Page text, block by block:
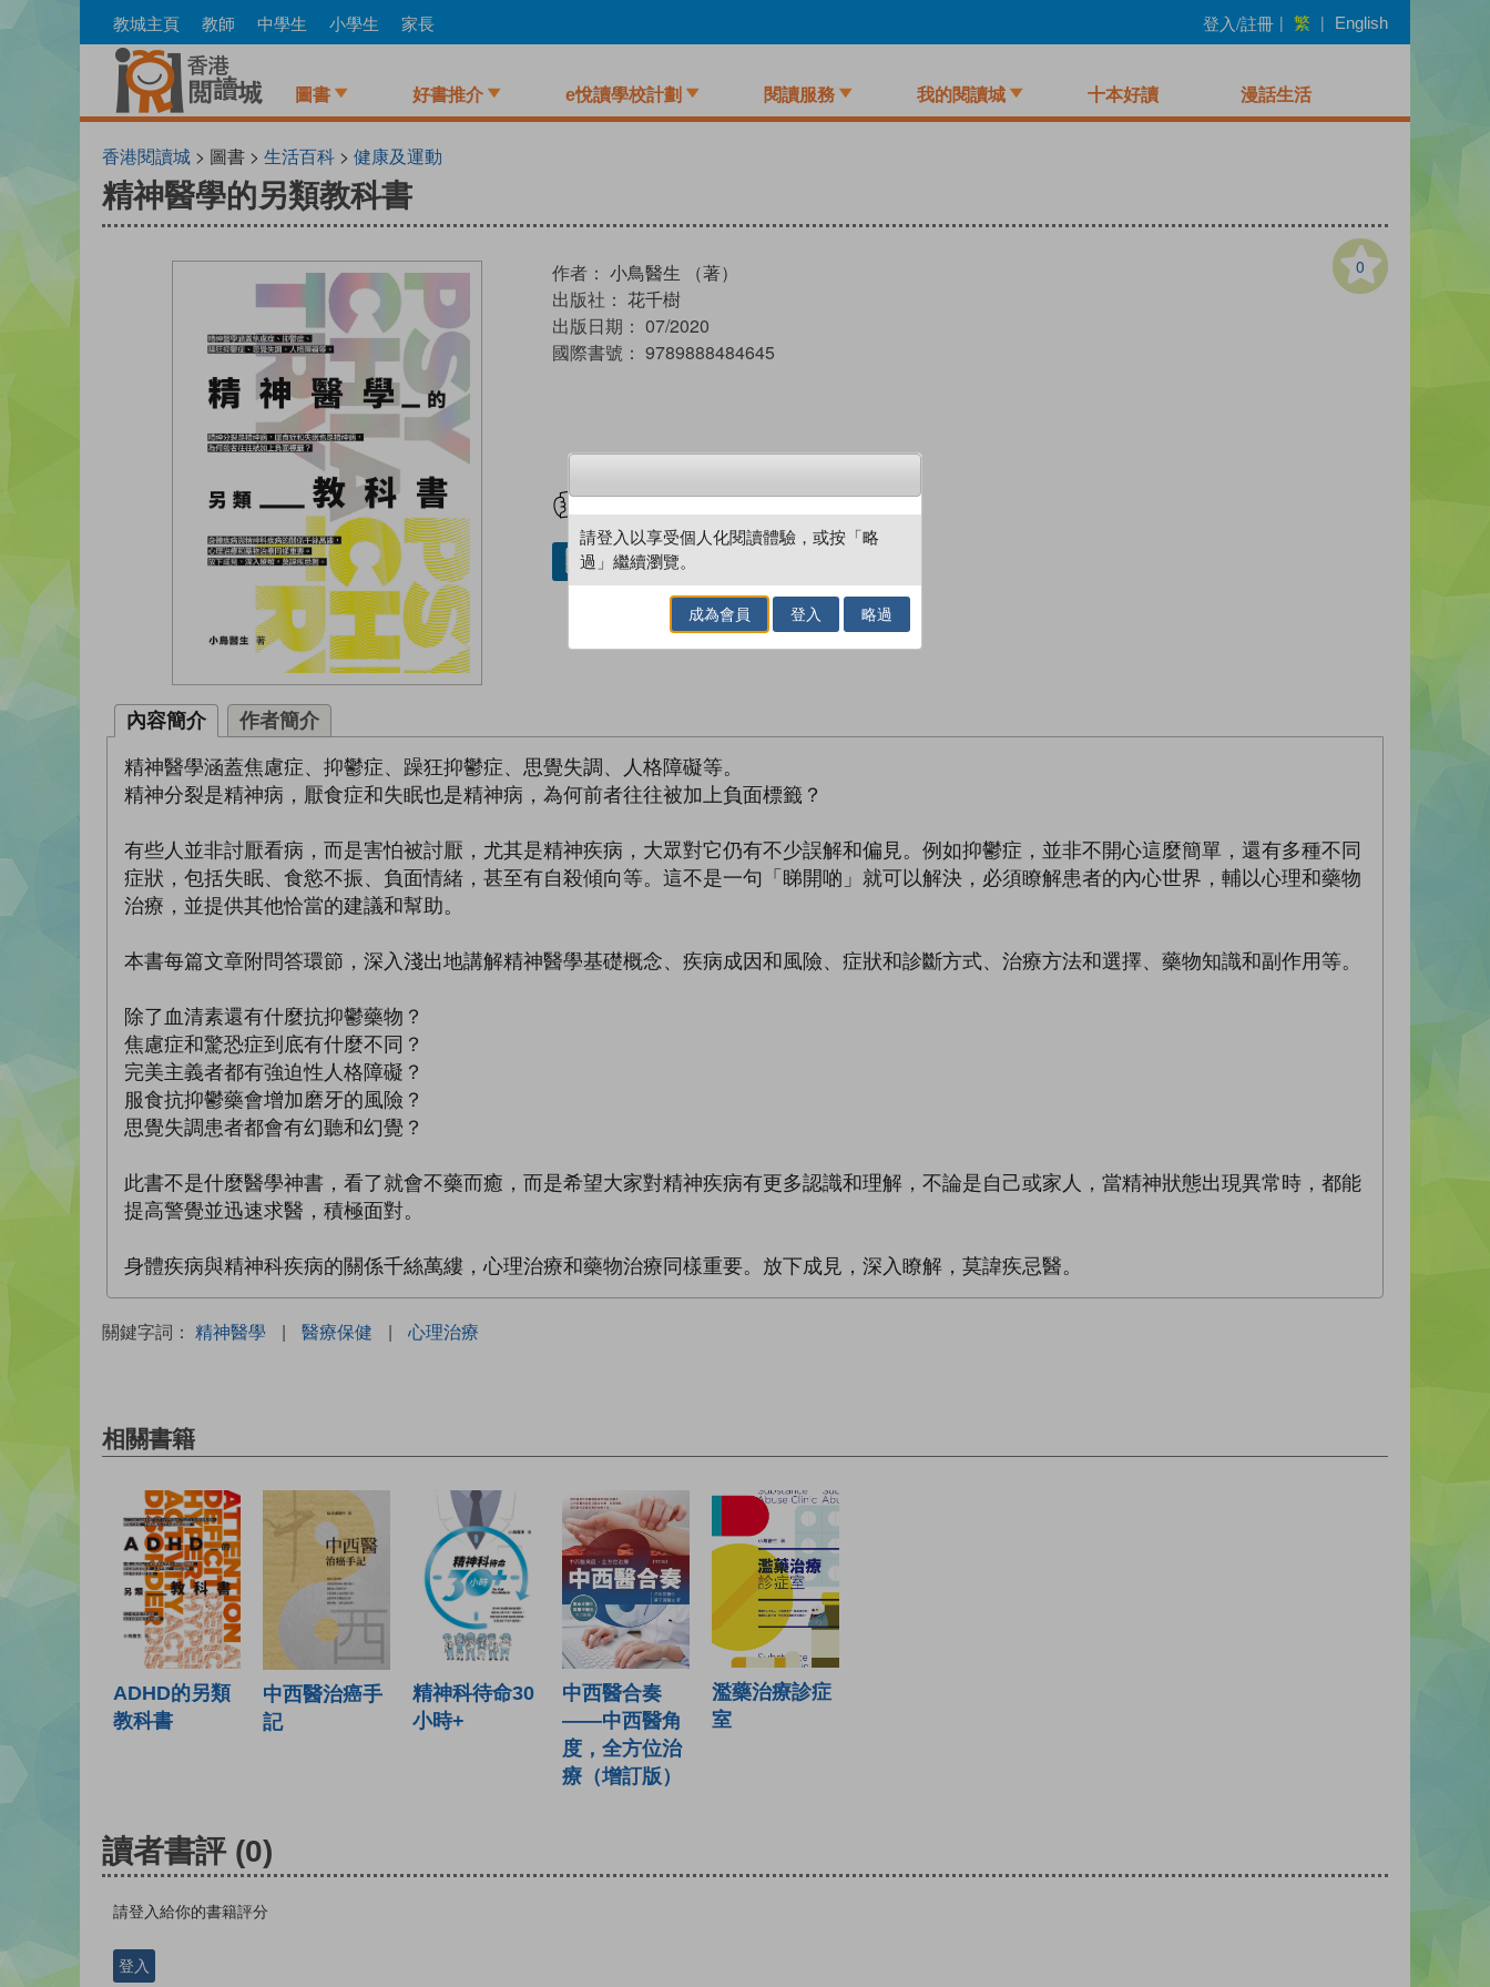
to
教城主頁 教師 中學生 小學生 家長 登入/註冊 | 繁 | English
圖書 好書推介 e悅讀學校計劃 閱讀服務 我的閱讀城 十本好讀 漫話生活
香港閱讀城 > 圖書 > 生活百科 > 健康及運動
精神醫學的另類教科書
0
作者： 小鳥醫生 （著）
出版社： 花千樹
出版日期： 07/2020
國際書號： 9789888484645
借閱實體書
內容簡介 作者簡介
精神醫學涵蓋焦慮症、抑鬱症、躁狂抑鬱症、思覺失調、人格障礙等。
精神分裂是精神病，厭食症和失眠也是精神病，為何前者往往被加上負面標籤？
有些人並非討厭看病，而是害怕被討厭，尤其是精神疾病，大眾對它仍有不少誤解和偏見。例如抑鬱症，並非不開心這麼簡單，還有多種不同
症狀，包括失眠、食慾不振、負面情緒，甚至有自殺傾向等。這不是一句「睇開啲」就可以解決，必須瞭解患者的內心世界，輔以心理和藥物
治療，並提供其他恰當的建議和幫助。
本書每篇文章附問答環節，深入淺出地講解精神醫學基礎概念、疾病成因和風險、症狀和診斷方式、治療方法和選擇、藥物知識和副作用等。
除了血清素還有什麼抗抑鬱藥物？
焦慮症和驚恐症到底有什麼不同？
完美主義者都有強迫性人格障礙？
服食抗抑鬱藥會增加磨牙的風險？
思覺失調患者都會有幻聽和幻覺？
此書不是什麼醫學神書，看了就會不藥而癒，而是希望大家對精神疾病有更多認識和理解，不論是自己或家人，當精神狀態出現異常時，都能
提高警覺並迅速求醫，積極面對。
身體疾病與精神科疾病的關係千絲萬縷，心理治療和藥物治療同樣重要。放下成見，深入瞭解，莫諱疾忌醫。
關鍵字詞： 精神醫學 | 醫療保健 | 心理治療
相關書籍
ADHD的另類
教科書
中西醫治癌手
記
精神科待命30
小時+
中西醫合奏
——中西醫角
度，全方位治
療（增訂版）
濫藥治療診症
室
讀者書評 (0)
請登入給你的書籍評分
登入
請登入以享受個人化閱讀體驗，或按「略
過」繼續瀏覽。
成為會員 登入 略過